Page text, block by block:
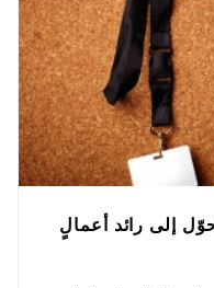
إلى رائد أعمالٍ